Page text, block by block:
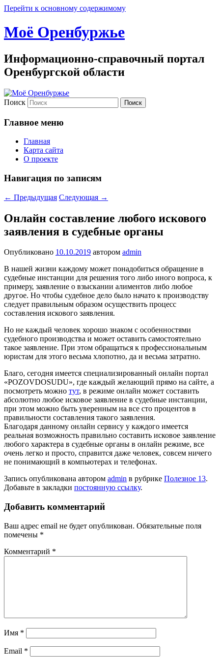
Перейти к основному содержимому
Моё Оренбуржье
Информационно-справочный портал
Оренбургской области
Поиск
Главное меню
Главная
Карта сайта
О проекте
Навигация по записям
← Предыдущая Следующая →
Онлайн составление любого искового
заявления в судебные органы
Опубликовано 10.10.2019 автором admin
В нашей жизни каждому может понадобиться обращение в
судебные инстанции для решения того либо иного вопроса, к
примеру, заявление о взыскании алиментов либо любое
другое. Но чтобы судебное дело было начато к производству
следует правильным образом осуществить процесс
составления искового заявления.
Но не каждый человек хорошо знаком с особенностями
судебного производства и может оставить самостоятельно
такое заявление. При этом обращаться к профессиональным
юристам для этого весьма хлопотно, да и весьма затратно.
Благо, сегодня имеется специализированный онлайн портал
«POZOVDOSUDU», где каждый желающий прямо на сайте, а
посмотреть можно тут, в режиме онлайн может составить
абсолютно любое исковое заявление в судебные инстанции,
при этом можно быть уверенным на все сто процентов в
правильности составления такого заявления.
Благодаря данному онлайн сервису у каждого имеется
реальная возможность правильно составить исковое заявление
любого характера в судебные органы в онлайн режиме, все
очень легко и просто, справится даже человек, совсем ничего
не понимающий в компьютерах и телефонах.
Запись опубликована автором admin в рубрике Полезное 13.
Добавьте в закладки постоянную ссылку.
Добавить комментарий
Ваш адрес email не будет опубликован. Обязательные поля
помечены *
Комментарий *
Имя *
Email *